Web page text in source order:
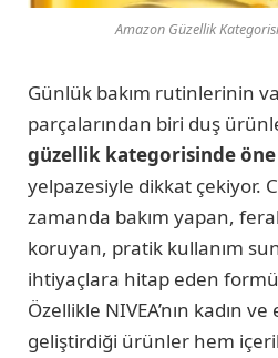
Amazon Güzellik
Günlük bakım rutinlerinin
parçalarından biri duş
güzellik kategorisinde öne
yelpazesiyle dikkat çekiyor.
zamanda bakım yapan,
koruyan, pratik kullanım
ihtiyaçlara hitap eden
Özellikle NIVEA’nın kadın
geliştirdiği ürünler hem